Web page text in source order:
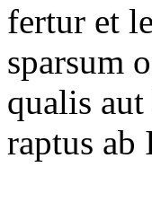
fertur et
sparsum
qualis
raptus ab